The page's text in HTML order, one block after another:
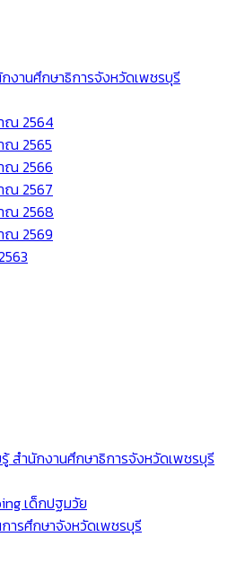
งานศึกษาธิการจังหวัดเพชรบุรี
ณ 2564
ณ 2565
ณ 2566
ณ 2567
ณ 2568
ณ 2569
สำนักงานศึกษาธิการจังหวัดเพชรบุรี
เด็กปฐมวัย
ารศึกษาจังหวัดเพชรบุรี